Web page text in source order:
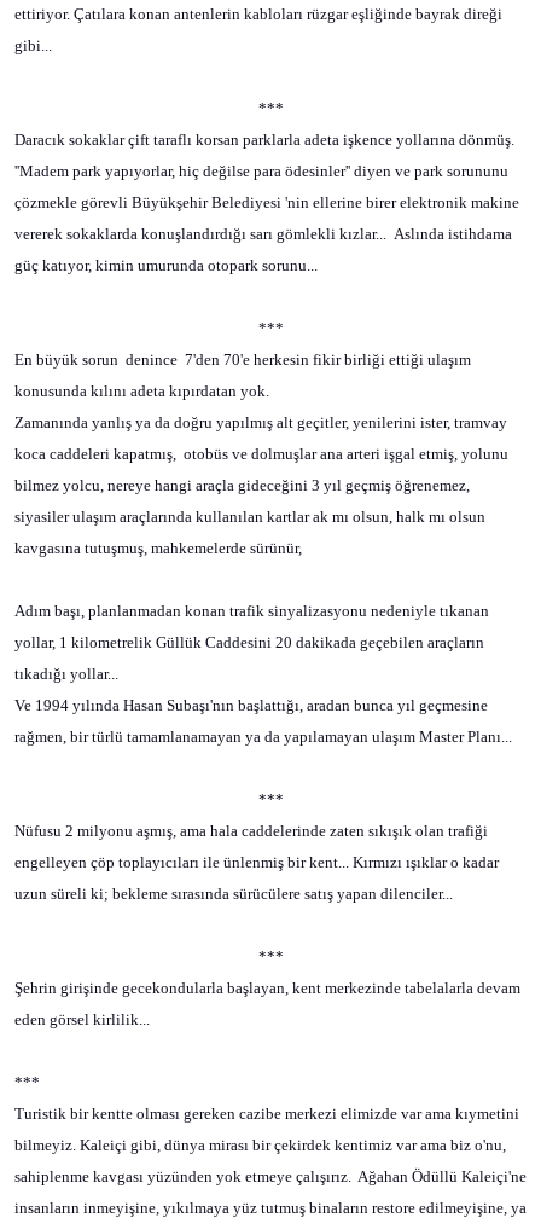
ettiriyor. Çatılara konan antenlerin kabloları rüzgar eşliğinde bayrak direği
gibi...
***
Daracık sokaklar çift taraflı korsan parklarla adeta işkence yollarına dönmüş.
''Madem park yapıyorlar, hiç değilse para ödesinler'' diyen ve park sorununu
çözmekle görevli Büyükşehir Belediyesi 'nin ellerine birer elektronik makine
vererek sokaklarda konuşlandırdığı sarı gömlekli kızlar... Aslında istihdama
güç katıyor, kimin umurunda otopark sorunu...
***
En büyük sorun denince 7'den 70'e herkesin fikir birliği ettiği ulaşım
konusunda kılını adeta kıpırdatan yok.
Zamanında yanlış ya da doğru yapılmış alt geçitler, yenilerini ister, tramvay
koca caddeleri kapatmış, otobüs ve dolmuşlar ana arteri işgal etmiş, yolunu
bilmez yolcu, nereye hangi araçla gideceğini 3 yıl geçmiş öğrenemez,
siyasiler ulaşım araçlarında kullanılan kartlar ak mı olsun, halk mı olsun
kavgasına tutuşmuş, mahkemelerde sürünür,
Adım başı, planlanmadan konan trafik sinyalizasyonu nedeniyle tıkanan
yollar, 1 kilometrelik Güllük Caddesini 20 dakikada geçebilen araçların
tıkadığı yollar...
Ve 1994 yılında Hasan Subaşı'nın başlattığı, aradan bunca yıl geçmesine
rağmen, bir türlü tamamlanamayan ya da yapılamayan ulaşım Master Planı...
***
Nüfusu 2 milyonu aşmış, ama hala caddelerinde zaten sıkışık olan trafiği
engelleyen çöp toplayıcıları ile ünlenmiş bir kent... Kırmızı ışıklar o kadar
uzun süreli ki; bekleme sırasında sürücülere satış yapan dilenciler...
***
Şehrin girişinde gecekondularla başlayan, kent merkezinde tabelalarla devam
eden görsel kirlilik...
***
Turistik bir kentte olması gereken cazibe merkezi elimizde var ama kıymetini
bilmeyiz. Kaleiçi gibi, dünya mirası bir çekirdek kentimiz var ama biz o'nu,
sahiplenme kavgası yüzünden yok etmeye çalışırız. Ağahan Ödüllü Kaleiçi'ne
insanların inmeyişine, yıkılmaya yüz tutmuş binaların restore edilmeyişine, ya